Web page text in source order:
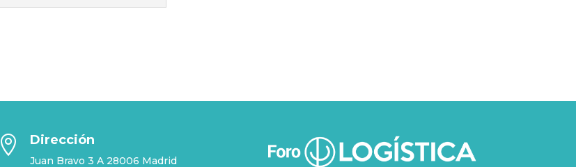
 Dirección
Juan Bravo 3 A 28006 Madrid